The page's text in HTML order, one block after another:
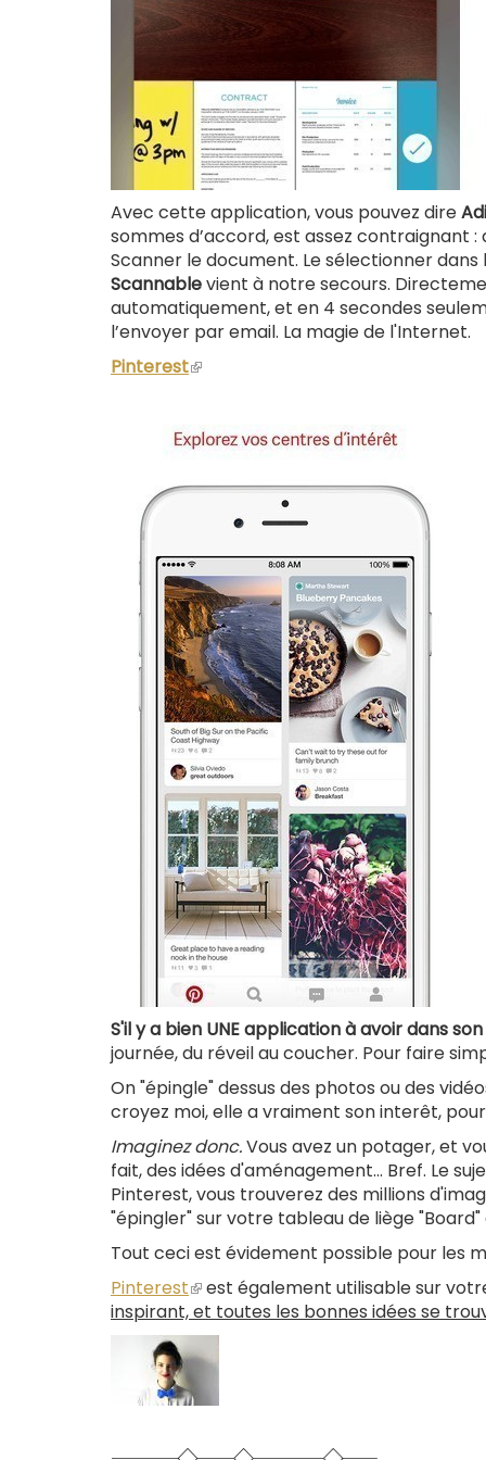
Avec cette application, vous pouvez dire
sommes d’accord, est assez contraignant :
Scanner le document. Le sélectionner dans
Scannablevient à notre secours.
automatiquement, et en 4 secondes
l’envoyer par email. La magie de l'Internet.
Pinterest(le
externe)
S'il y a bien UNE application à avoir dans
journée, du réveil au coucher. Pour faire
On "épingle" dessus des photos ou des
croyez moi, elle a vraiment son interêt,
Imaginez donc.Vous avez un potager, et
fait, des idées d'aménagement... Bref. Le
Pinterest, vous trouverez des millions
"épingler" sur votre tableau de liège
Tout ceci est évidement possible pour les
Pinterest(le
lien
est
externe)
est également utilisable sur
inspirant, et toutes les bonnes idées se